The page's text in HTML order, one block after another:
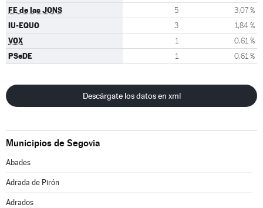
FE de las JONS 5 3,07 %
IU-EQUO 3 1,84 %
VOX 1 0,61 %
PSeDE 1 0,61 %
Descárgate los datos en xml
Municipios de Segovia
Abades
Adrada de Pirón
Adrados